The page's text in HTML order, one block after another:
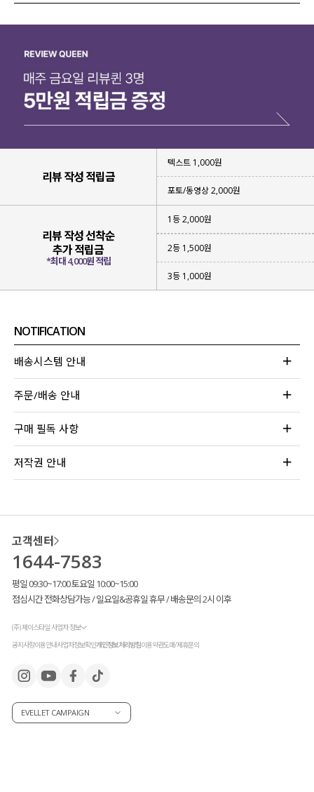
리뷰 작성 적립금
텍스트 1,000원
포토/동영상 2,000원
리뷰 작성 선착순
추가 적립금
*최대 4,000원 적립
1등 2,000원
2등 1,500원
3등 1,000원
NOTIFICATION
배송시스템 안내
주문/배송 안내
구매 필독 사항
저작권 안내
고객센터
1644-7583
평일 09:30~17:00 토요일 10:00~15:00
점심시간 전화상담가능 / 일요일&공휴일 휴무 / 배송문의 2시 이후
(주) 제이스타일 사업자 정보
공지사항이용안내사업자정보확인개인정보처리방침이용약관도매/제휴문의
EVELLET CAMPAIGN